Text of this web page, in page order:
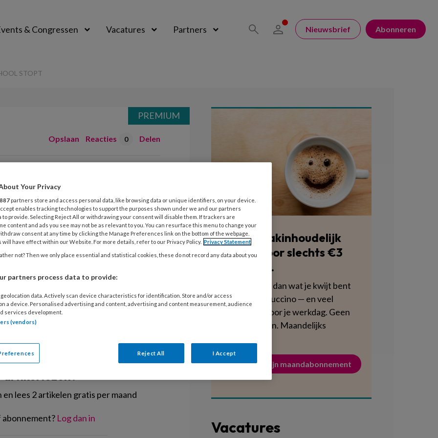
& Congressen Vacatures Partners Nieuwsbrief Abonneren
STOPT
Opslaan Reacties 0 Delen
School
en samenwerkingsverband De
stoppen. Het verbeteren en
en werkomstandigheden in het
was het doel.
lezen?
lees 2 artikelen gratis per maand
Log dan in
PREMIUM
Blijf vakinhoudelijk
scherp voor slechts €3
per week.
Dat is minder dan wat je kwijt bent
aan een cappuccino — en veel
voedzamer voor je werkdag. Geen
verplichtingen. Maandelijks
Activeer mijn maandabonnement
Vacatures
Your Privacy
887 partners store and access personal data, like browsing data or unique identifiers, on your device.
enables tracking technologies to support the purposes shown under we and our partners
to provide. Selecting Reject All or withdrawing your consent will disable them. If trackers are
content and ads you see may not be as relevant to you. You can resurface this menu to change your
consent at any time by clicking the Manage Preferences link on the bottom of the webpage.
will have effect within our Website. For more details, refer to our Privacy Policy. Privacy Statement
not? Then we only place essential and statistical cookies, these do not record any data about you
partners process data to provide:
data. Actively scan device characteristics for identification. Store and/or access
a device. Personalised advertising and content, advertising and content measurement, audience
services development.
(vendors)
Reject All I Accept